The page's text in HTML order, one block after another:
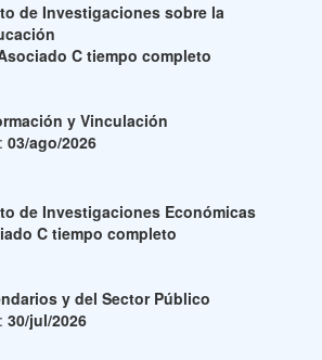
de Investigaciones sobre la
C tiempo completo
y Vinculación
03/ago/2026
de Investigaciones Económicas
C tiempo completo
y del Sector Público
30/jul/2026